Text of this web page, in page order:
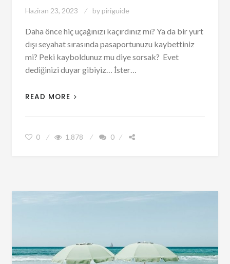
Haziran 23, 2023 by piriguide
Daha önce hiç uçağınızı kaçırdınız mı? Ya da bir yurt
dışı seyahat sırasında pasaportunuzu kaybettiniz
mi? Peki kayboldunuz mu diye sorsak? Evet
dediğinizi duyar gibiyiz… İster…
READ MORE
0 1.878 0